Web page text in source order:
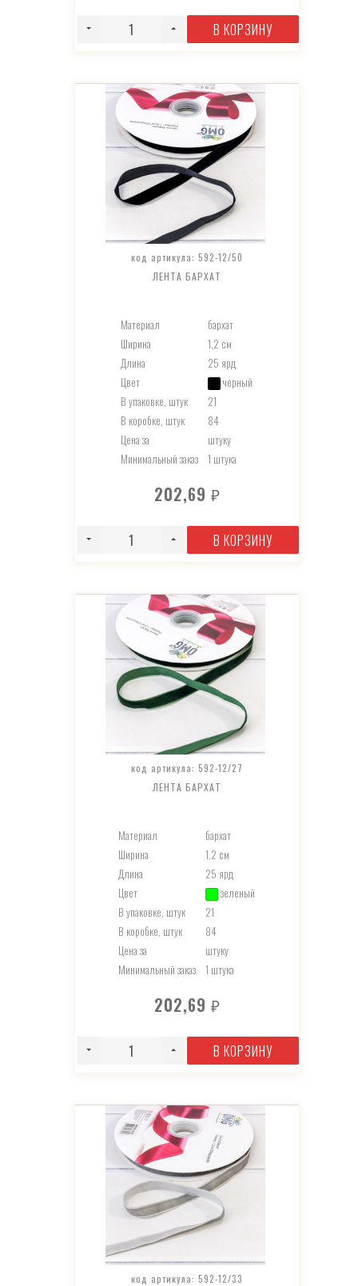
В КОРЗИНУ
код артикула: 592-12/50
ЛЕНТА БАРХАТ
Материал
бархат
Ширина
1,2 см
Длина
25 ярд
Цвет
черный
В упаковке, штук
21
В коробке, штук
84
Цена за
штуку
Минимальный заказ
1 штука
202,69 ₽
В КОРЗИНУ
код артикула: 592-12/27
ЛЕНТА БАРХАТ
Материал
бархат
Ширина
1,2 см
Длина
25 ярд
Цвет
зеленый
В упаковке, штук
21
В коробке, штук
84
Цена за
штуку
Минимальный заказ
1 штука
202,69 ₽
В КОРЗИНУ
код артикула: 592-12/33